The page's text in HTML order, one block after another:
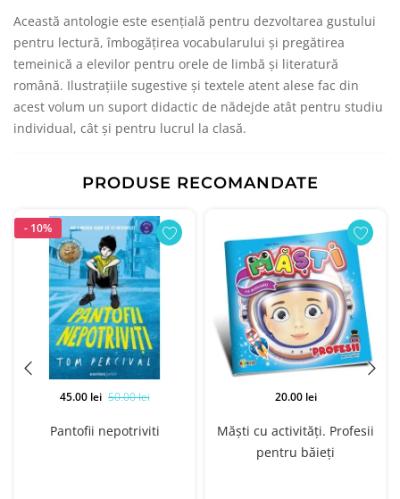
Această antologie este esențială pentru dezvoltarea gustului
pentru lectură, îmbogățirea vocabularului și pregătirea
temeinică a elevilor pentru orele de limbă și literatură
română. Ilustrațiile sugestive și textele atent alese fac din
acest volum un suport didactic de nădejde atât pentru studiu
individual, cât și pentru lucrul la clasă.
PRODUSE RECOMANDATE
- 10%
Pantofii nepotriviti
45.00 lei 50.00 lei
Măști cu activități. Profesii
pentru băieți
20.00 lei